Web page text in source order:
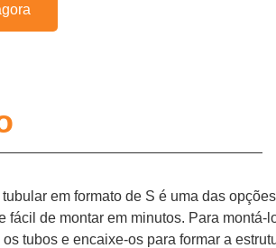
em formato de S é uma das
fácil de montar em minutos. Para montá-
os tubos e encaixe-os para formar a